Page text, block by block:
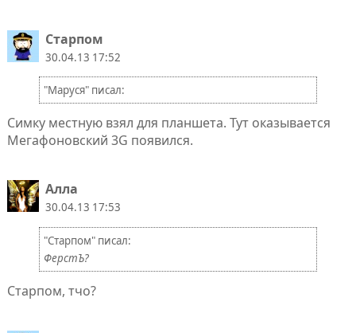
Старпом
30.04.13 17:52
"Маруся" писал:
Симку местную взял для планшета. Тут оказывается
Мегафоновский 3G появился.
Алла
30.04.13 17:53
"Старпом" писал:
ФерстЪ?
Старпом, тчо?